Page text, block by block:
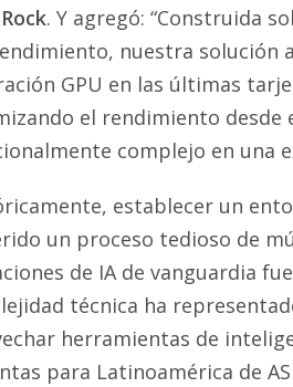
. Y agregó: “Construida
nuestra solución
GPU en las últimas
el rendimiento
complejo en una
establecer un
un proceso tedioso de
de IA de vanguardia
técnica ha
herramientas de
para Latinoamérica de